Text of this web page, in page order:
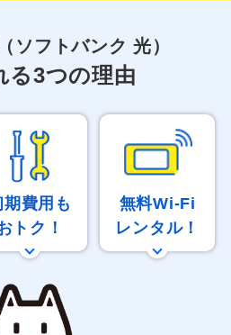
ソフトバンク 光）
る3つの理由
期費用も
トク！
無料Wi-Fi
レンタル！